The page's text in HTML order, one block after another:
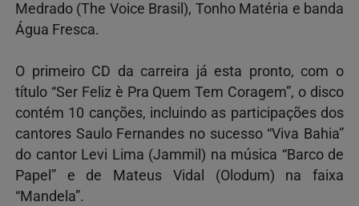
Medrado (The Voice Brasil), Tonho Matéria e banda
Água Fresca.
O primeiro CD da carreira já esta pronto, com o
título “Ser Feliz è Pra Quem Tem Coragem”, o disco
contém 10 canções, incluindo as participações dos
cantores Saulo Fernandes no sucesso “Viva Bahia”
do cantor Levi Lima (Jammil) na música “Barco de
Papel” e de Mateus Vidal (Olodum) na faixa
“Mandela”.